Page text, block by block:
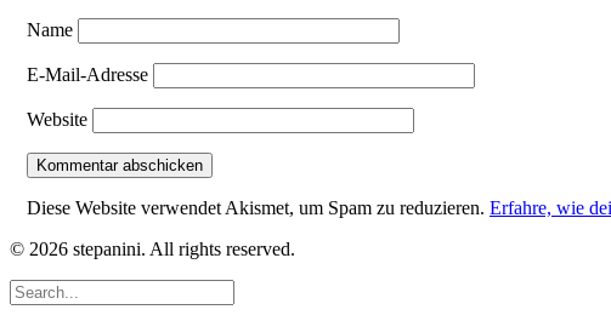
Name
E-Mail-Adresse
Website
Diese Website verwendet Akismet, um Spam zu reduzieren. Erfahre, wie
© 2026 stepanini. All rights reserved.